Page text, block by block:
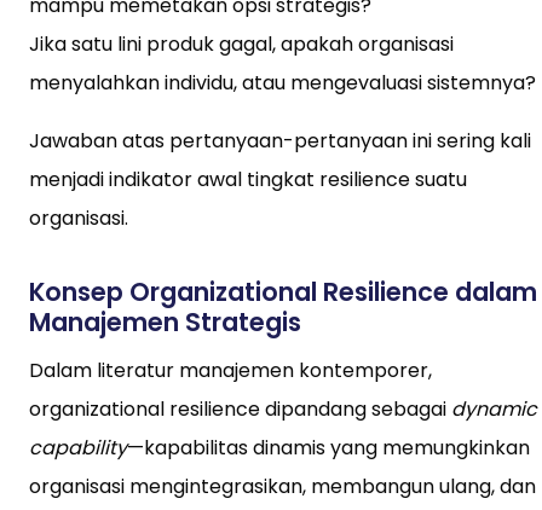
mampu memetakan opsi strategis?
Jika satu lini produk gagal, apakah organisasi
menyalahkan individu, atau mengevaluasi sistemnya?
Jawaban atas pertanyaan-pertanyaan ini sering kali
menjadi indikator awal tingkat resilience suatu
organisasi.
Konsep Organizational Resilience dalam
Manajemen Strategis
Dalam literatur manajemen kontemporer,
organizational resilience dipandang sebagai dynamic
capability—kapabilitas dinamis yang memungkinkan
organisasi mengintegrasikan, membangun ulang, dan